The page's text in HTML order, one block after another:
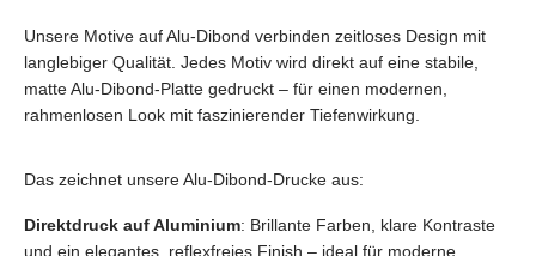
Unsere Motive auf Alu-Dibond verbinden zeitloses Design mit
langlebiger Qualität. Jedes Motiv wird direkt auf eine stabile,
matte Alu-Dibond-Platte gedruckt – für einen modernen,
rahmenlosen Look mit faszinierender Tiefenwirkung.
Das zeichnet unsere Alu-Dibond-Drucke aus:
Direktdruck auf Aluminium: Brillante Farben, klare Kontraste
und ein elegantes, reflexfreies Finish – ideal für moderne